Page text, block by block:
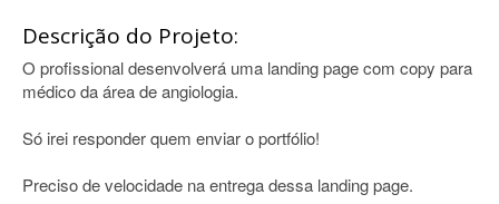
Descrição do Projeto:
O profissional desenvolverá uma landing page com copy para
médico da área de angiologia.
Só irei responder quem enviar o portfólio!
Preciso de velocidade na entrega dessa landing page.